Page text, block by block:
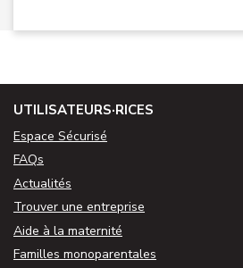
UTILISATEURS·RICES
Espace Sécurisé
FAQs
Actualités
Trouver une entreprise
Aide à la maternité
Familles monoparentales